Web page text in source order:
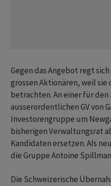
Gegen das Angebot regt
grossen Aktionären, weil
betrachten. An einer für
ausserordentlichen GV von
Investorengruppe um
bisherigen Verwaltungsrat
Kandidaten ersetzen. Als
die Gruppe Antoine
Die Schweizerische